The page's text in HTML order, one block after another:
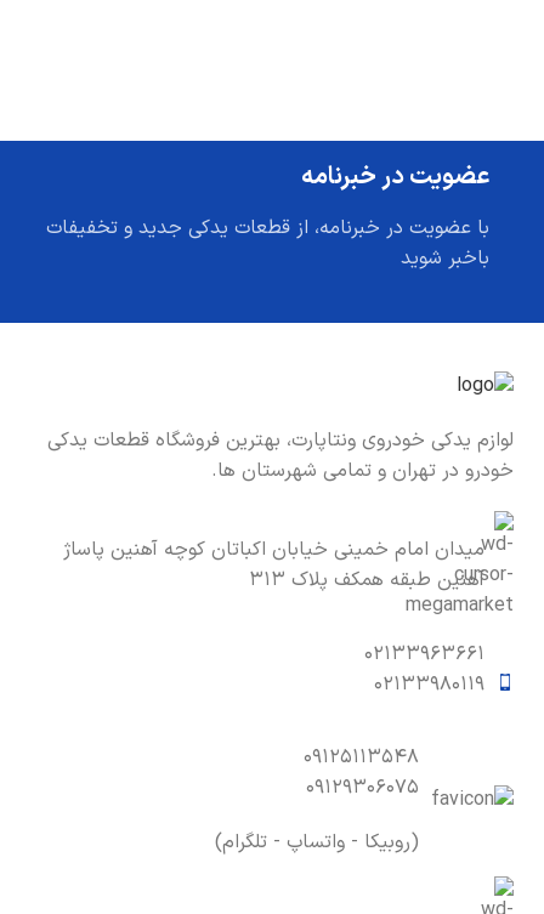
عضویت در خبرنامه
با عضویت در خبرنامه، از قطعات یدکی جدید و تخفیفات
باخبر شوید
لوازم یدکی خودروی ونتاپارت، بهترین فروشگاه قطعات یدکی
خودرو در تهران و تمامی شهرستان ها.
میدان امام خمینی خیابان اکباتان کوچه آهنین پاساژ
آهنین طبقه همکف پلاک ۳۱۳
۰۲۱۳۳۹۶۳۶۶۱
۰۲۱۳۳۹۸۰۱۱۹
۰۹۱۲۵۱۱۳۵۴۸
۰۹۱۲۹۳۰۶۰۷۵
(روبیکا - واتساپ - تلگرام)